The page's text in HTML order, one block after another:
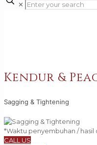
✕
Kendur &
Sagging & Tightening
*Waktu penyembuhan / hasil
CALL US